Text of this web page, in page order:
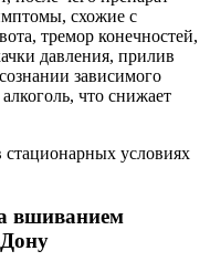
схожие с
тремор конечностей,
давления, прилив
зависимого
что снижает
условиях
вшиванием